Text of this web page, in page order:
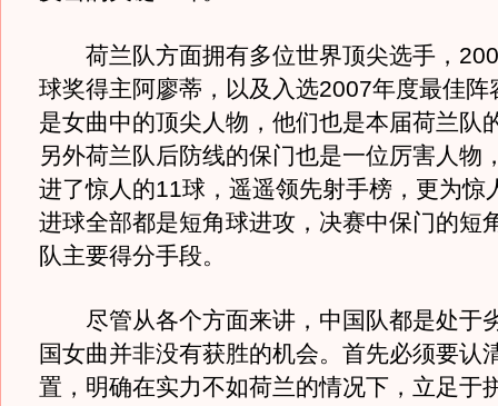
荷兰队方面拥有多位世界顶尖选手，
球奖得主阿廖蒂，以及入选2007年度最佳阵
是女曲中的顶尖人物，他们也是本届荷兰队
另外荷兰队后防线的保门也是一位厉害人物
进了惊人的11球，遥遥领先射手榜，更为惊
进球全部都是短角球进攻，决赛中保门的短
队主要得分手段。
尽管从各个方面来讲，中国队都是处于
国女曲并非没有获胜的机会。首先必须要认
置，明确在实力不如荷兰的情况下，立足于